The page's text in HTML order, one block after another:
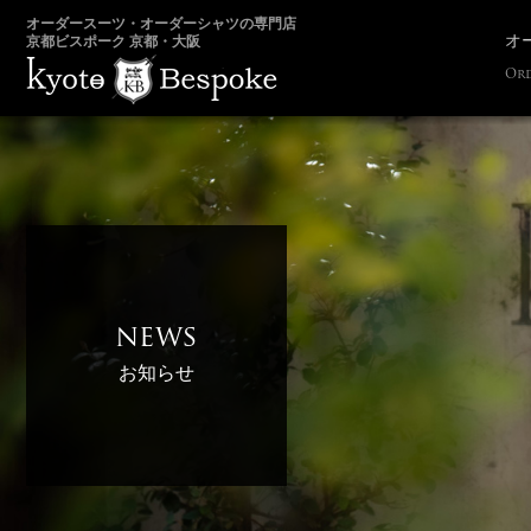
オーダースーツ・オーダーシャツの専門店
京都ビスポーク 京都・大阪
オ
news
お知らせ